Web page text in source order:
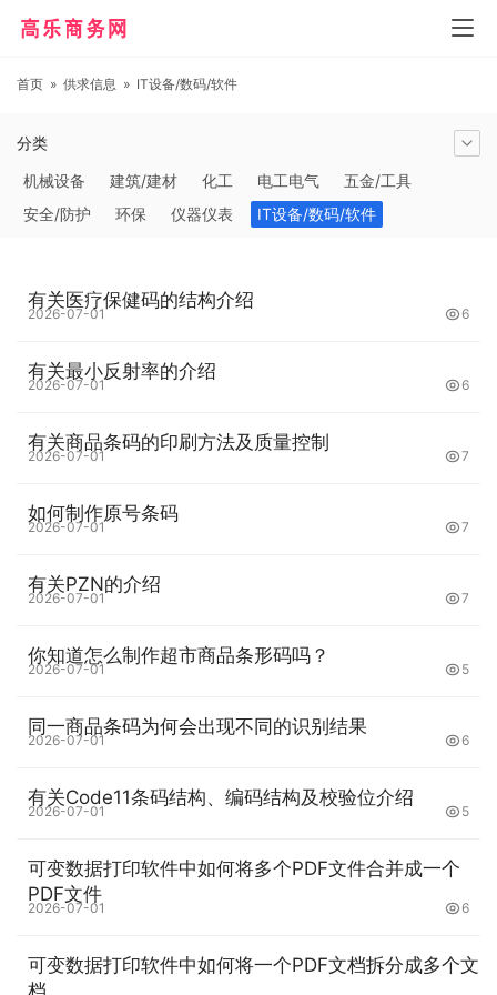
首页 » 供求信息 » IT设备/数码/软件
分类
机械设备
建筑/建材 化工 电工电气
五金/工具
安全/防护
环保 仪器仪表
IT设备/数码/软件
汽摩及配件
日用百货 能源
工艺品/礼品
纺织/皮革 其他未分类
有关医疗保健码的结构介绍
2026-07-01 6
有关最小反射率的介绍
2026-07-01 6
有关商品条码的印刷方法及质量控制
2026-07-01 7
如何制作原号条码
2026-07-01 7
有关PZN的介绍
2026-07-01 7
你知道怎么制作超市商品条形码吗？
2026-07-01 5
同一商品条码为何会出现不同的识别结果
2026-07-01 6
有关Code11条码结构、编码结构及校验位介绍
2026-07-01 5
可变数据打印软件中如何将多个PDF文件合并成一个
PDF文件
2026-07-01 6
可变数据打印软件中如何将一个PDF文档拆分成多个文
档